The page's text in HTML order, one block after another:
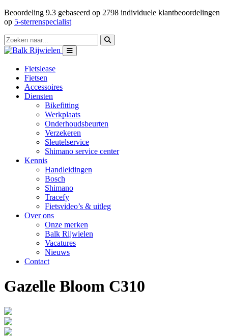
Beoordeling 9.3 gebaseerd op 2798 individuele klantbeoordelingen
op 5-sterrenspecialist
Fietslease
Fietsen
Accessoires
Diensten
Bikefitting
Werkplaats
Onderhoudsbeurten
Verzekeren
Sleutelservice
Shimano service center
Kennis
Handleidingen
Bosch
Shimano
Tracefy
Fietsvideo’s & uitleg
Over ons
Onze merken
Balk Rijwielen
Vacatures
Nieuws
Contact
Gazelle Bloom C310